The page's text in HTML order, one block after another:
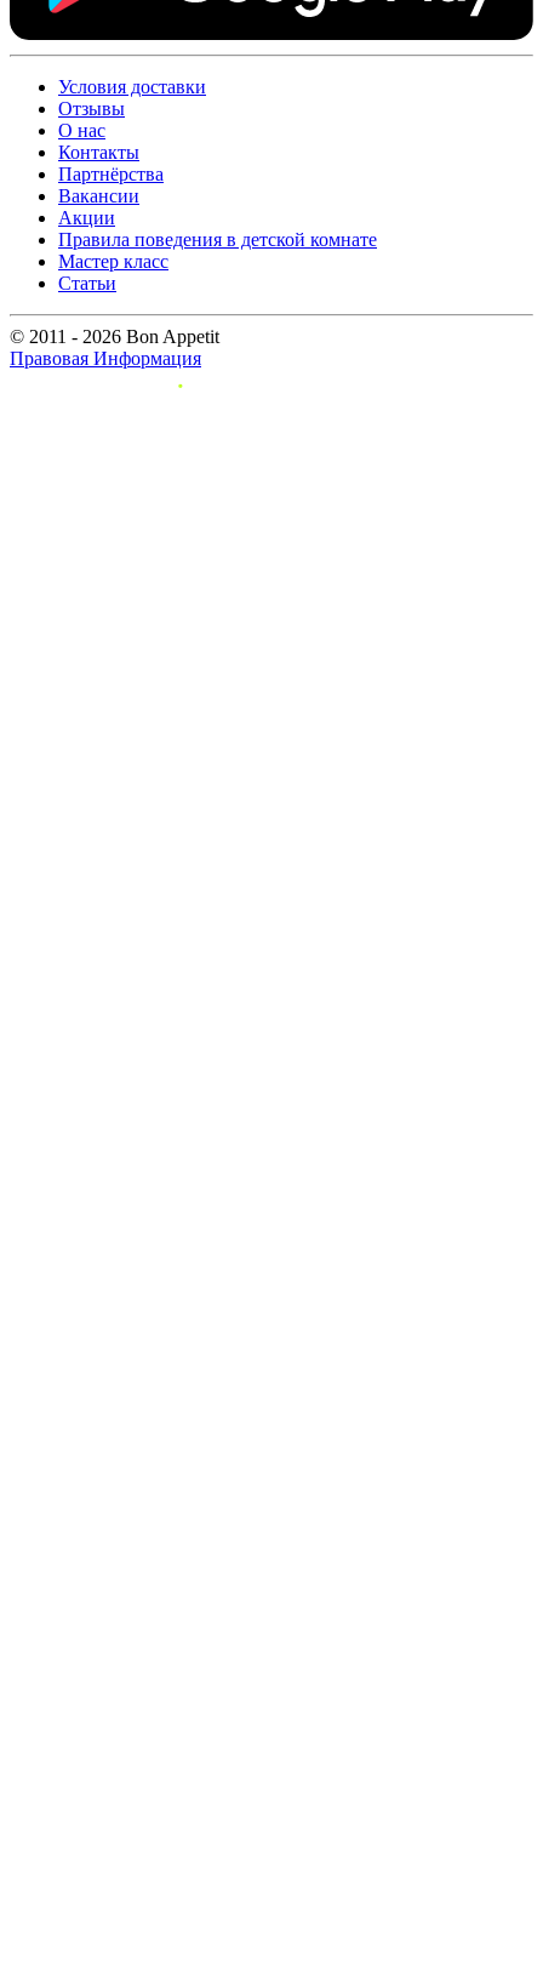
Условия доставки
Отзывы
О нас
Контакты
Партнёрства
Вакансии
Акции
Правила поведения в детской комнате
Мастер класс
Статьи
© 2011 - 2026 Bon Appetit
Правовая Информация